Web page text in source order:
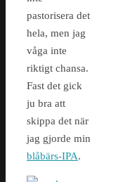
pastorisera det
hela, men jag
våga inte
riktigt chansa.
Fast det gick
ju bra att
skippa det när
jag gjorde min
blåbärs-IPA.